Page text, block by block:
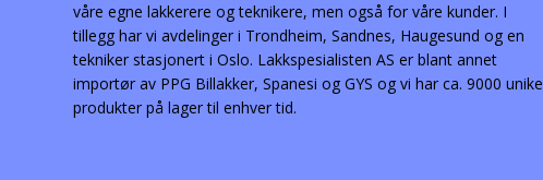
våre egne lakkerere og teknikere, men også for våre kunder. I
tillegg har vi avdelinger i Trondheim, Sandnes, Haugesund og en
tekniker stasjonert i Oslo. Lakkspesialisten AS er blant annet
importør av PPG Billakker, Spanesi og GYS og vi har ca. 9000 unike
produkter på lager til enhver tid.